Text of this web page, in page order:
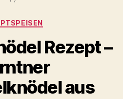
Kategorien
Rezept –
aus